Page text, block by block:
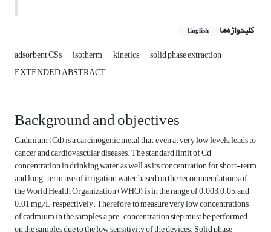
کلیدواژه‌ها English
adsorbent CSs isotherm kinetics
solid phase extraction
EXTENDED ABSTRACT
Background and objectives
Cadmium (Cd) is a carcinogenic metal that, even at very low levels, leads to
cancer and cardiovascular diseases. The standard limit of Cd
concentration in drinking water, as well as its concentration for short-term
and long-term use of irrigation water based on the recommendations of
the World Health Organization (WHO), is in the range of 0.003, 0.05, and
0.01 mg/L, respectively. Therefore, to measure very low concentrations
of cadmium in the samples, a pre-concentration step must be performed